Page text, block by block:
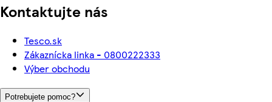
Kontaktujte nás
Tesco.sk
Zákaznícka linka - 0800222333
Výber obchodu
Potrebujete pomoc?